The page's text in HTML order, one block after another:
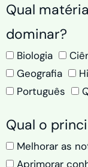
Qual
dominar?
Biologia
Geografia
Português
Qual o
Melhorar as
Aprimorar